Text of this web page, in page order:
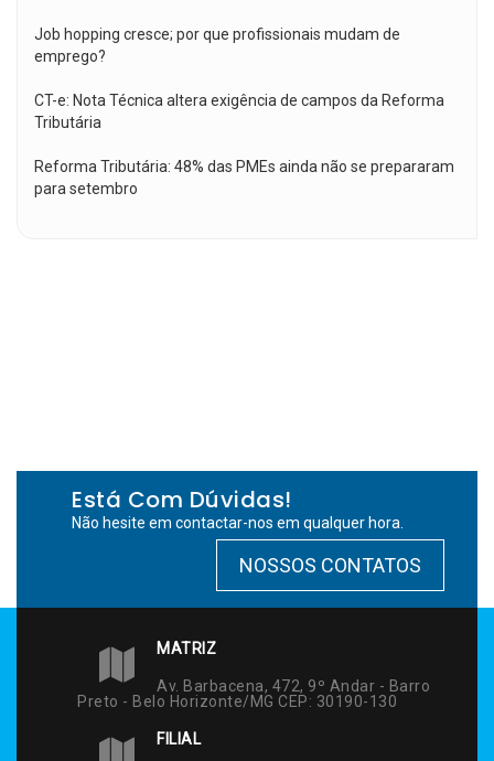
Job hopping cresce; por que profissionais mudam de
emprego?
CT-e: Nota Técnica altera exigência de campos da Reforma
Tributária
Reforma Tributária: 48% das PMEs ainda não se prepararam
para setembro
Está Com Dúvidas!
Não hesite em contactar-nos em qualquer hora.
NOSSOS CONTATOS
MATRIZ
Av. Barbacena, 472, 9º Andar - Barro
Preto - Belo Horizonte/MG CEP: 30190-130
FILIAL